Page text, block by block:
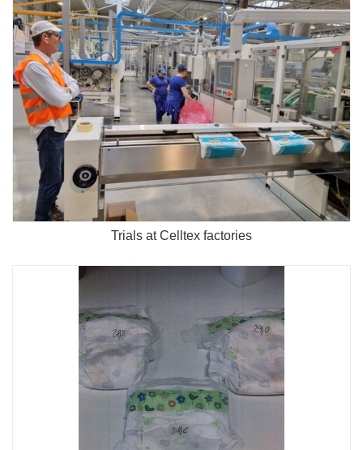
Trials at Celltex factories